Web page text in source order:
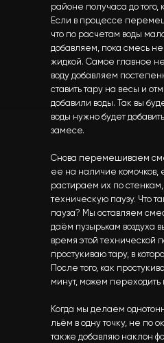
районе получаса до того,
Если в процессе
что по расчетам воды
добавляем, пока смесь
жидкой. Самое главное
воду добавляем
ставить тару на весы и
добавили воды. Так вы
воды нужно будет
замесе.
Снова перемешиваем
ее на наличие комочков,
растираем их по
техническую паузу. Что
пауза? Мы оставляем
даём пузырькам воздуха
время этой технической
простукиваю тару, в
После того, как
минут, можем переходить
Когда мы делаем
льём в одну точку, не по
также добавляю наклон